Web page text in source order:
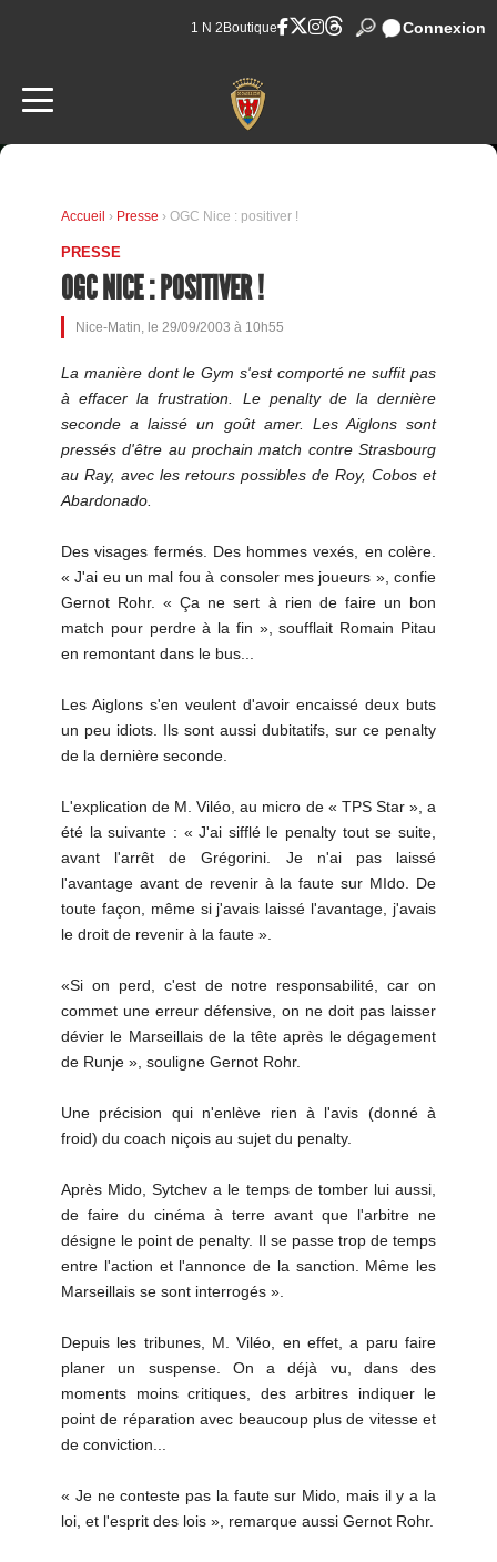
1 N 2 Boutique Connexion
Accueil › Presse › OGC Nice : positiver !
PRESSE
OGC NICE : POSITIVER !
Nice-Matin, le 29/09/2003 à 10h55
La manière dont le Gym s'est comporté ne suffit pas
à effacer la frustration. Le penalty de la dernière
seconde a laissé un goût amer. Les Aiglons sont
pressés d'être au prochain match contre Strasbourg
au Ray, avec les retours possibles de Roy, Cobos et
Abardonado.
Des visages fermés. Des hommes vexés, en colère.
« J'ai eu un mal fou à consoler mes joueurs », confie
Gernot Rohr. « Ça ne sert à rien de faire un bon
match pour perdre à la fin », soufflait Romain Pitau
en remontant dans le bus...
Les Aiglons s'en veulent d'avoir encaissé deux buts
un peu idiots. Ils sont aussi dubitatifs, sur ce penalty
de la dernière seconde.
L'explication de M. Viléo, au micro de « TPS Star », a
été la suivante : « J'ai sifflé le penalty tout se suite,
avant l'arrêt de Grégorini. Je n'ai pas laissé
l'avantage avant de revenir à la faute sur MIdo. De
toute façon, même si j'avais laissé l'avantage, j'avais
le droit de revenir à la faute ».
«Si on perd, c'est de notre responsabilité, car on
commet une erreur défensive, on ne doit pas laisser
dévier le Marseillais de la tête après le dégagement
de Runje », souligne Gernot Rohr.
Une précision qui n'enlève rien à l'avis (donné à
froid) du coach niçois au sujet du penalty.
Après Mido, Sytchev a le temps de tomber lui aussi,
de faire du cinéma à terre avant que l'arbitre ne
désigne le point de penalty. Il se passe trop de temps
entre l'action et l'annonce de la sanction. Même les
Marseillais se sont interrogés ».
Depuis les tribunes, M. Viléo, en effet, a paru faire
planer un suspense. On a déjà vu, dans des
moments moins critiques, des arbitres indiquer le
point de réparation avec beaucoup plus de vitesse et
de conviction...
« Je ne conteste pas la faute sur Mido, mais il y a la
loi, et l'esprit des lois », remarque aussi Gernot Rohr.